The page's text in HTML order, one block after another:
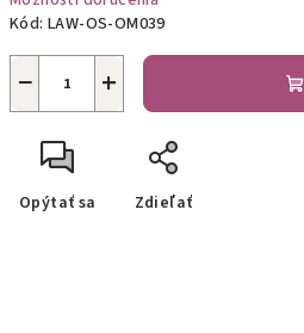
Kód: LAW-OS-OM039
+
−
Opýtať sa Zdieľať